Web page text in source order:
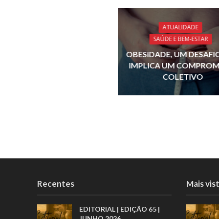
o
k
ATUALIDADE
SAÚDE E BEM-ESTAR
OBESIDADE, UM
IMPLICA UM
COLETIVO
Recentes
EDITORIAL | EDIÇÃO 65 |
Mais